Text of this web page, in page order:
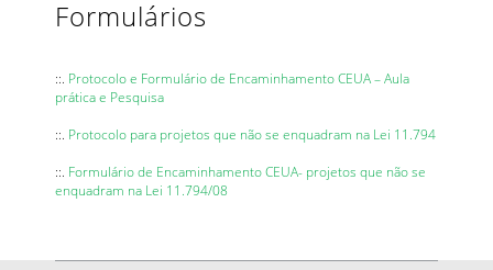
Formulários
::. Protocolo e Formulário de Encaminhamento CEUA – Aula
prática e Pesquisa
::. Protocolo para projetos que não se enquadram na Lei 11.794
::. Formulário de Encaminhamento CEUA- projetos que não se
enquadram na Lei 11.794/08